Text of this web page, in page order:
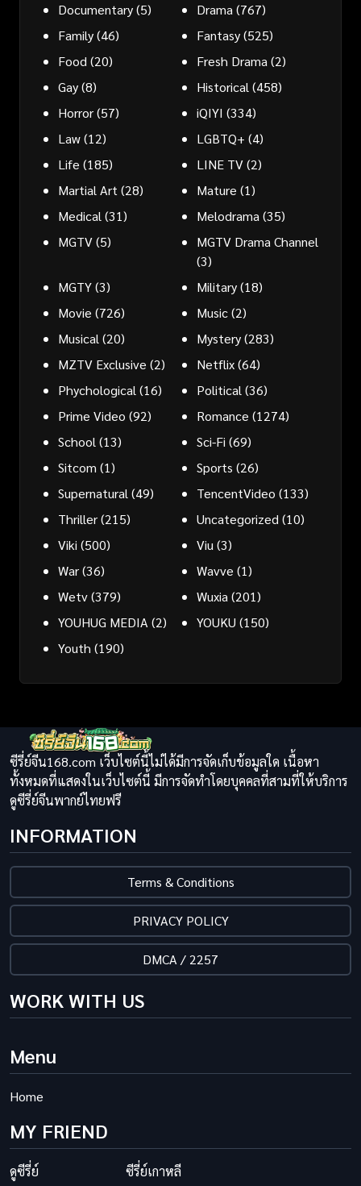
Documentary(5) Drama(767)
Family(46) Fantasy(525)
Food(20) Fresh Drama(2)
Gay(8) Historical(458)
Horror(57) iQIYI (334)
Law(12) LGBTQ+ (4)
Life (185) LINE TV(2)
Martial Art(28) Mature (1)
Medical(31) Melodrama(35)
MGTV(5)
MGTV Drama Channel
(3)
MGTY(3) Military(18)
Movie (726) Music(2)
Musical(20) Mystery(283)
MZTV Exclusive (2) Netflix(64)
Phychological(16) Political(36)
Prime Video (92) Romance (1274)
School(13) Sci-Fi (69)
Sitcom (1) Sports (26)
Supernatural(49) TencentVideo (133)
Thriller(215) Uncategorized(10)
Viki (500) Viu(3)
War(36) Wavve (1)
Wetv(379) Wuxia(201)
YOUHUG MEDIA(2) YOUKU (150)
Youth (190)
ซีรี่ย์จีน168.com เว็บไซต์นี้ไม่ได้มีการจัดเก็บข้อมูลใด เนื้อหา
ทั้งหมดที่แสดงในเว็บไซต์นี้ มีการจัดทำโดยบุคคลที่สามที่ให้บริการ
ดูซีรี่ย์จีนพากย์ไทยฟรี
INFORMATION
Terms & Conditions
PRIVACY POLICY
DMCA / 2257
WORK WITH US
Menu
Home
MY FRIEND
ดูซีรี่ย์ ซีรี่ย์เกาหลี